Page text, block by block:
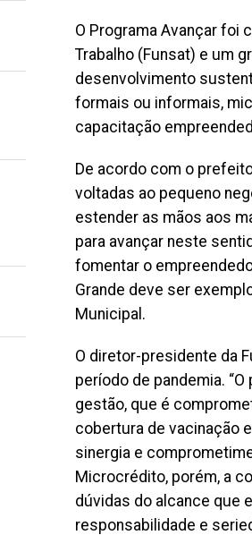
O Programa Avançar foi
Trabalho (Funsat) e um
desenvolvimento
formais ou informais,
capacitação
De acordo com o
voltadas ao pequeno
estender as mãos aos
para avançar neste
fomentar o
Grande deve ser
Municipal.
O diretor-presidente da
período de pandemia.
gestão, que é
cobertura de vacinação
sinergia e
Microcrédito, porém, a
dúvidas do alcance que
responsabilidade e